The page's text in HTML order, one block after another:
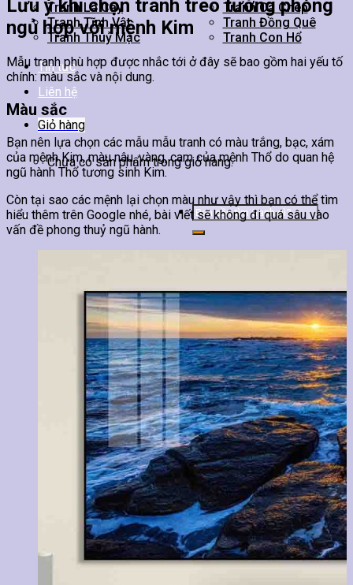
Tranh Lá Cây
Tranh Cá Chép
Tranh Tĩnh Vật
Tranh Đồng Quê
Tranh Thuỷ Mặc
Tranh Con Hổ
Tin tức
Liên hệ
Giỏ hàng
Chưa có sản phẩm trong giỏ hàng.
Tìm
kiếm:
Lưu ý khi chọn tranh treo tường phòng
ngủ hợp với mệnh Kim
Mẫu tranh phù hợp được nhắc tới ở đây sẽ bao gồm hai yếu tố
chính: màu sắc và nội dung.
Màu sắc
Bạn nên lựa chọn các mẫu mẫu tranh có màu trắng, bạc, xám
của mệnh Kim, màu nâu, vàng, cam của mệnh Thổ do quan hệ
ngũ hành Thổ tương sinh Kim.
Còn tại sao các mệnh lại chọn màu như vậy thì bạn có thể tìm
hiểu thêm trên Google nhé, bài viết sẽ không đi quá sâu vào
vấn đề phong thuỷ ngũ hành.